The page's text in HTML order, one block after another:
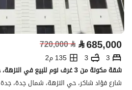
⃁685,000
⃁
720,000
3
3
135 م2
شقة مكونة من 3 غرف نوم للبيع في النزهة، جدة
شارع فؤاد شاكر، حي النزهة، شمال جدة، جدة